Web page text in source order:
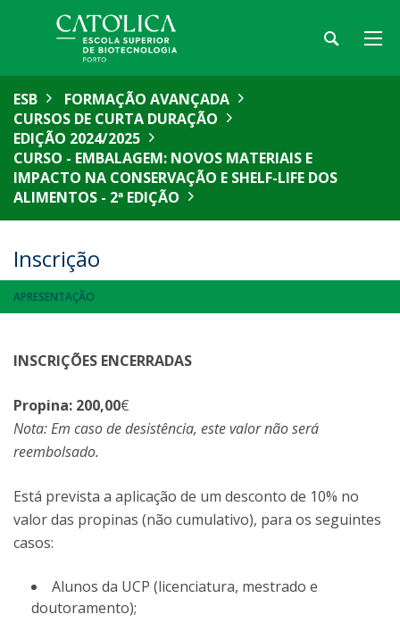
ESB
FORMAÇÃO AVANÇADA
CURSOS DE CURTA DURAÇÃO
EDIÇÃO 2024/2025
CURSO - EMBALAGEM: NOVOS MATERIAIS E
IMPACTO NA CONSERVAÇÃO E SHELF-LIFE DOS
ALIMENTOS - 2ª EDIÇÃO
Inscrição
APRESENTAÇÃO
INSCRIÇÕES ENCERRADAS
Propina: 200,00€
Nota: Em caso de desistência, este valor não será
reembolsado.
Está prevista a aplicação de um desconto de 10% no
valor das propinas (não cumulativo), para os seguintes
casos:
Alunos da UCP (licenciatura, mestrado e
doutoramento);